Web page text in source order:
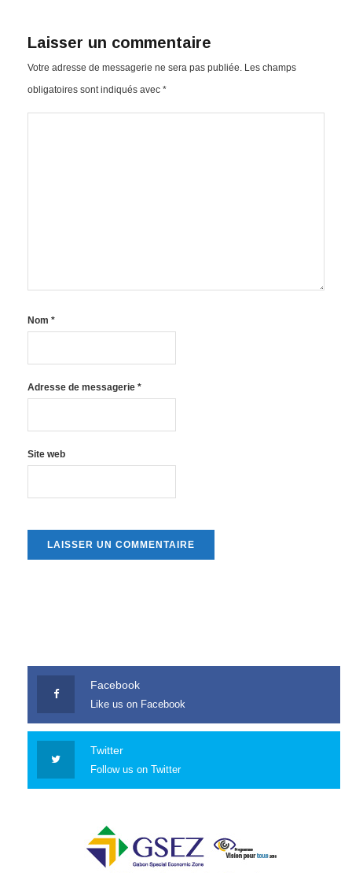
Laisser un commentaire
Votre adresse de messagerie ne sera pas publiée. Les champs
obligatoires sont indiqués avec *
Nom *
Adresse de messagerie *
Site web
Facebook
Like us on Facebook
Twitter
Follow us on Twitter